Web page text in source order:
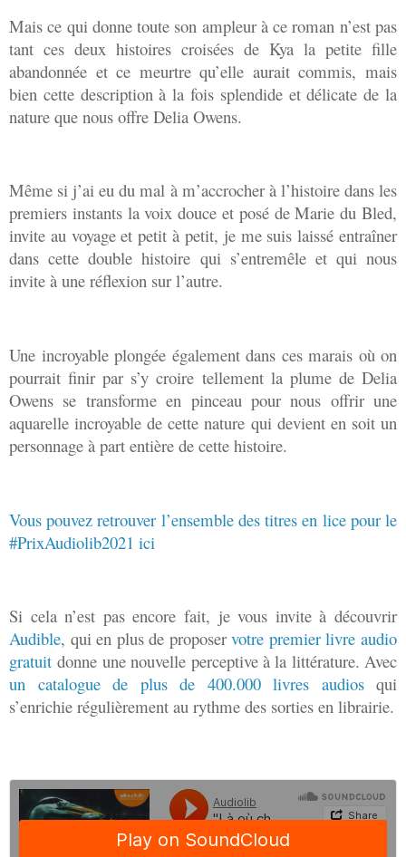
Mais ce qui donne toute son ampleur à ce roman n’est pas
tant ces deux histoires croisées de Kya la petite fille
abandonnée et ce meurtre qu’elle aurait commis, mais
bien cette description à la fois splendide et délicate de la
nature que nous offre Delia Owens.
Même si j’ai eu du mal à m’accrocher à l’histoire dans les
premiers instants la voix douce et posé de Marie du Bled,
invite au voyage et petit à petit, je me suis laissé entraîner
dans cette double histoire qui s’entremêle et qui nous
invite à une réflexion sur l’autre.
Une incroyable plongée également dans ces marais où on
pourrait finir par s’y croire tellement la plume de Delia
Owens se transforme en pinceau pour nous offrir une
aquarelle incroyable de cette nature qui devient en soit un
personnage à part entière de cette histoire.
Vous pouvez retrouver l’ensemble des titres en lice pour le
#PrixAudiolib2021 ici
Si cela n’est pas encore fait, je vous invite à découvrir
Audible, qui en plus de proposervotre premier livre audio
gratuit donne une nouvelle perceptive à la littérature. Avec
un catalogue de plus de 400.000 livres audiosqui
s’enrichie régulièrement au rythme des sorties en librairie.